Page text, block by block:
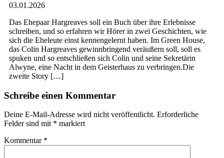
03.01.2026
Das Ehepaar Hargreaves soll ein Buch über ihre Erlebnisse
schreiben, und so erfahren wir Hörer in zwei Geschichten, wie
sich die Eheleute einst kennengelernt haben. Im Green House,
das Colin Hargreaves gewinnbringend veräußern soll, soll es
spuken und so entschließen sich Colin und seine Sekretärin
Alwyne, eine Nacht in dem Geisterhaus zu verbringen.Die
zweite Story […]
Schreibe einen Kommentar
Deine E-Mail-Adresse wird nicht veröffentlicht. Erforderliche
Felder sind mit * markiert
Kommentar *